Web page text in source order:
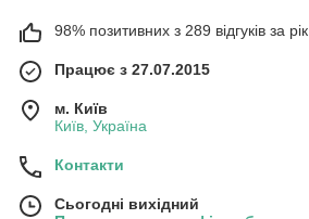
98% позитивних з 289 відгуків за рік
Працює з 27.07.2015
м. Київ
Київ, Україна
Контакти
Сьогодні вихідний